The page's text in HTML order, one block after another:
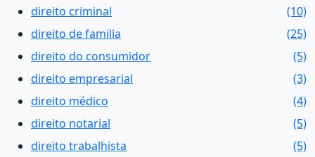
direito criminal
(10)
direito de familia
(25)
direito do consumidor
(5)
direito empresarial
(3)
direito médico
(4)
direito notarial
(5)
direito trabalhista
(5)